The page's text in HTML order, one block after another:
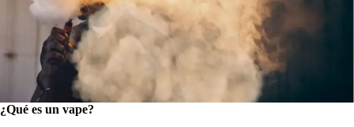
¿Qué es un vape?